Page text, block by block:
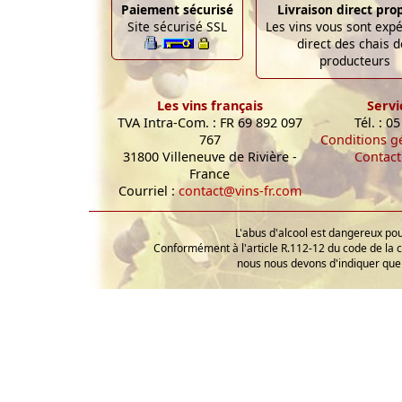
Paiement sécurisé
Site sécurisé SSL
Livraison direct
Les vins vous sont
direct des chais
producteurs
Les vins français
TVA Intra-Com. : FR 69 892 097
767
31800 Villeneuve de Rivière -
France
Courriel :contact@vins-fr.com
Tél. :
Conditions
Contact
L'abus d'alcool est dangereux
Conformément à l'article R.112-12 du code de la
nous nous devons d'indiquer